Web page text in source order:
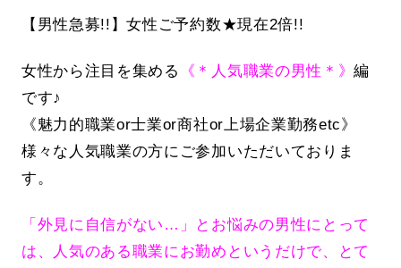
【男性急募!!】女性ご予約数★現在2倍!!
女性から注目を集める 《＊人気職業の男性＊》編
です♪
《魅力的職業or士業or商社or上場企業勤務etc》
様々な人気職業の方にご参加いただいておりま
す。
「外見に自信がない…」とお悩みの男性にとって
は、人気のある職業にお勤めというだけで、とて